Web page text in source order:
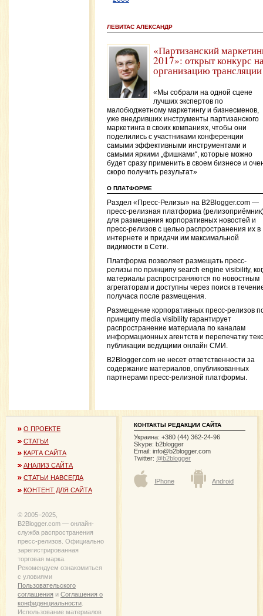
ЛЕВИТАС АЛЕКСАНДР
«Партизанский
2017»: открыт конкурс
организацию трансляции
«Мы собрали на одной сцене
лучших экспертов по
малобюджетному маркетингу и бизнесменов,
уже внедривших инструменты партизанского
маркетинга в своих компаниях, чтобы они
поделились с участниками конференции
самыми эффективными инструментами и
самыми яркими „фишками“, которые можно
будет сразу применить в своем бизнесе и
скоро получить результат»
О ПЛАТФОРМЕ
Раздел «Пресс-Релизы» на B2Blogger.com —
пресс-релизная платформа
для размещения корпоративных новостей и
пресс-релизов с целью распространения их в
интернете и придачи им максимальной
видимости в Сети.
Платформа позволяет размещать пресс-
релизы по принципу search engine visibility,
материалы распространяются по новостным
агрегаторам и доступны через поиск в
получаса после размещения.
Размещение корпоративных пресс-релизов
принципу media visibility гарантирует
распространение материала по каналам
информационных агентств и перепечатку
публикации ведущими онлайн СМИ.
B2Blogger.com не несет ответственности за
содержание материалов, опубликованных
партнерами пресс-релизной платформы.
О ПРОЕКТЕ
СТАТЬИ
КАРТА САЙТА
АНАЛИЗ САЙТА
СТАТЬИ НАВСЕГДА
КОНТЕНТ ДЛЯ САЙТА
© 2005−2025,
B2Blogger.com — онлайн-
служба распространения
пресс-релизов. Официально
зарегистрированная
торговая марка.
Рекомендуем ознакомиться
с уловиями
Пользовательского
соглашения и Соглашения о
конфиденциальности
Использование материалов
КОНТАКТЫ РЕДАКЦИИ САЙТА
Украина: +380 (44) 362-24-96
Skype: b2blogger
Email: info@b2blogger.com
Twitter: @b2blogger
IPhone Android